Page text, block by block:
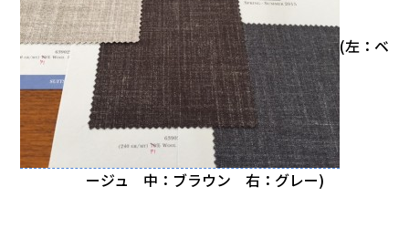
(左：ベ
ージュ 中：ブラウン 右：グレー)